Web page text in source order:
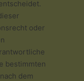
oder
bestimmten
dem